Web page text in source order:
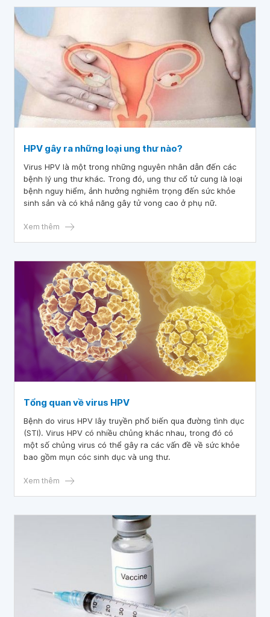
HPV gây ra những loại ung thư nào?
Virus HPV là một trong những nguyên nhân dẫn đến các
bệnh lý ung thư khác. Trong đó, ung thư cổ tử cung là loại
bệnh nguy hiểm, ảnh hưởng nghiêm trọng đến sức khỏe
sinh sản và có khả năng gây tử vong cao ở phụ nữ.
Xem thêm
Tổng quan về virus HPV
Bệnh do virus HPV lây truyền phổ biến qua đường tình dục
(STI). Virus HPV có nhiều chủng khác nhau, trong đó có
một số chủng virus có thể gây ra các vấn đề về sức khỏe
bao gồm mụn cóc sinh dục và ung thư.
Xem thêm